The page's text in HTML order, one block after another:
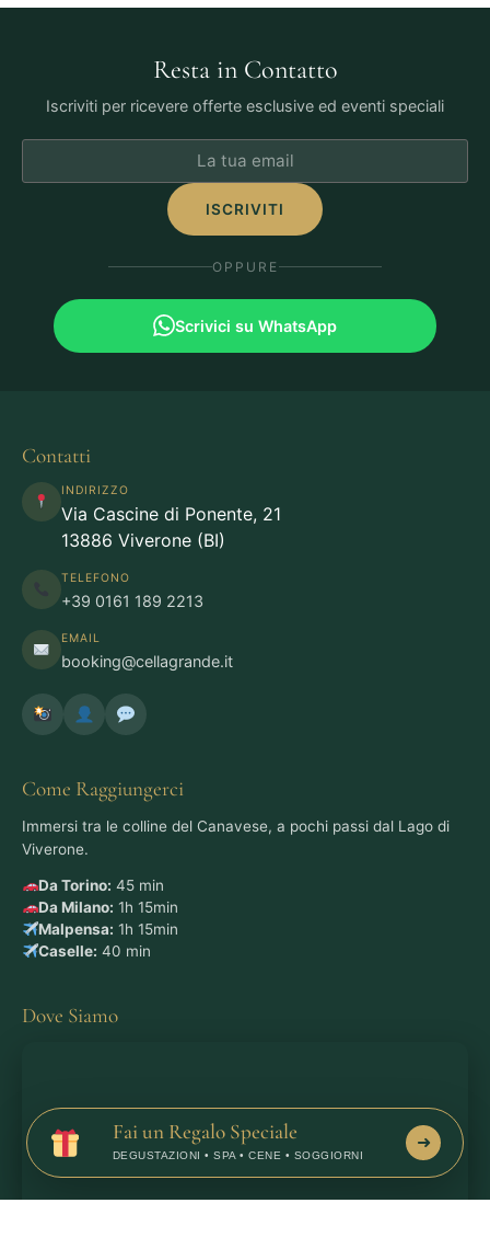
Fai un Regalo Speciale
DEGUSTAZIONI • SPA • CENE • SOGGIORNI
➜
Resta in Contatto
Iscriviti per ricevere offerte esclusive ed eventi speciali
ISCRIVITI
OPPURE
Scrivici su WhatsApp
Contatti
INDIRIZZO
Via Cascine di Ponente, 21
13886 Viverone (BI)
TELEFONO
+39 0161 189 2213
EMAIL
booking@cellagrande.it
Come Raggiungerci
Immersi tra le colline del Canavese, a pochi passi dal Lago di
Viverone.
Da Torino: 45 min
Da Milano: 1h 15min
Malpensa: 1h 15min
Caselle: 40 min
Dove Siamo